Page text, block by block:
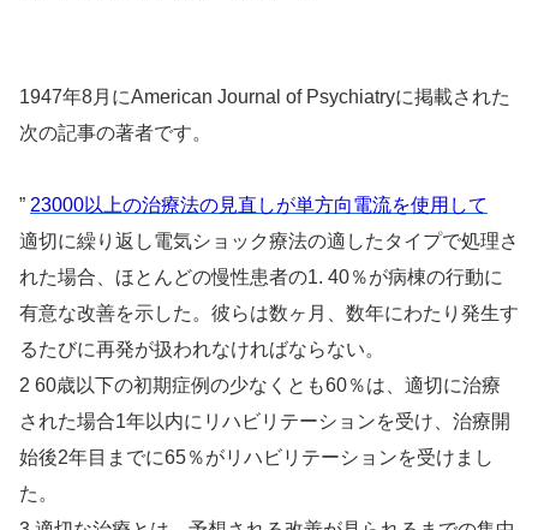
1947年8月にAmerican Journal of Psychiatryに掲載された
次の記事の著者です。
” 23000以上の治療法の見直しが単方向電流を使用して
適切に繰り返し電気ショック療法の適したタイプで処理さ
れた場合、ほとんどの慢性患者の1. 40％が病棟の行動に
有意な改善を示した。彼らは数ヶ月、数年にわたり発生す
るたびに再発が扱われなければならない。
2 60歳以下の初期症例の少なくとも60％は、適切に治療
された場合1年以内にリハビリテーションを受け、治療開
始後2年目までに65％がリハビリテーションを受けまし
た。